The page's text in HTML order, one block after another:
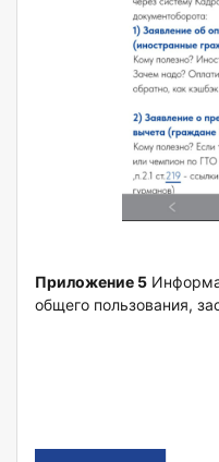
Приложение 5
общего пользования,